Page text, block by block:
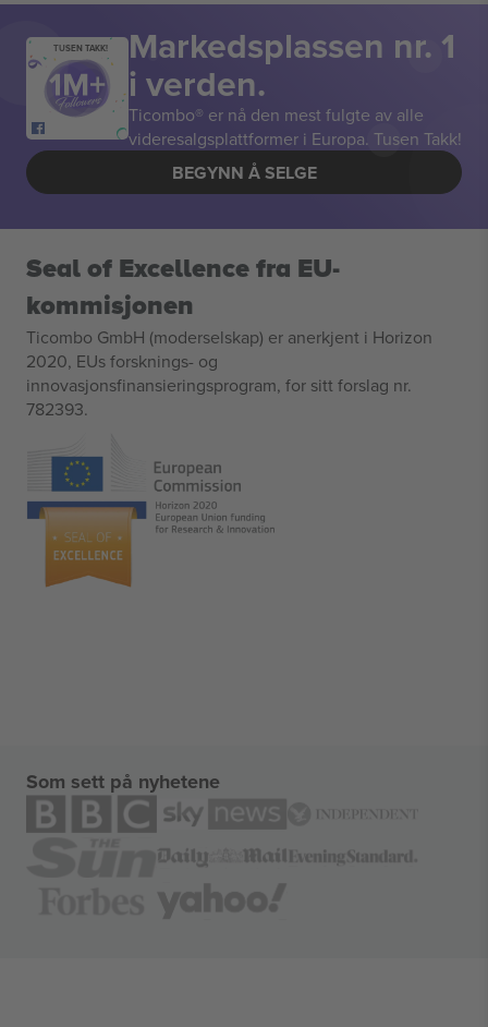
TUSEN TAKK! Markedsplassen nr. 1
i verden.
Ticombo® er nå den mest fulgte av alle
videresalgsplattformer i Europa. Tusen Takk!
BEGYNN Å SELGE
Seal of Excellence fra EU-
kommisjonen
Ticombo GmbH (moderselskap) er anerkjent i Horizon
2020, EUs forsknings- og
innovasjonsfinansieringsprogram, for sitt forslag nr.
782393.
Som sett på nyhetene